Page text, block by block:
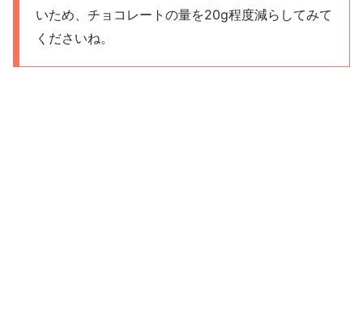
いため、チョコレートの量を20g程度減らしてみて
くださいね。